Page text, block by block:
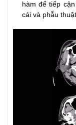
hàm để tiếp
cái và phẫu